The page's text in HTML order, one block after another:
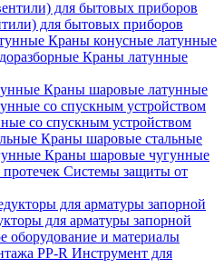
для бытовых приборов
Краны конусные латунные
Краны латунные
Краны шаровые латунные
со спускным устройством
Краны шаровые стальные
Краны шаровые чугунные
Системы защиты от
для арматуры запорной
оборудование и материалы
Инструмент для